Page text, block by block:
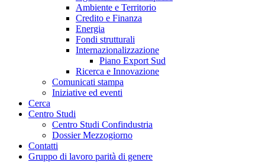
Ambiente e Territorio
Credito e Finanza
Energia
Fondi strutturali
Internazionalizzazione
Piano Export Sud
Ricerca e Innovazione
Comunicati stampa
Iniziative ed eventi
Cerca
Centro Studi
Centro Studi Confindustria
Dossier Mezzogiorno
Contatti
Gruppo di lavoro parità di genere